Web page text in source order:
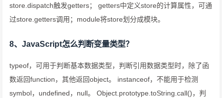
store.dispatch触发getters； getters中定义store的计算属性，可通
过store.getters调用；module将store划分成模块。
8、JavaScript怎么判断变量类型？
typeof，可用于判断基本数据类型，判断引用数据类型时，除了函
数返回function，其他返回object。 instanceof，不能用于检测
symbol，undefined，null。 Object.prototype.toString.call()，判